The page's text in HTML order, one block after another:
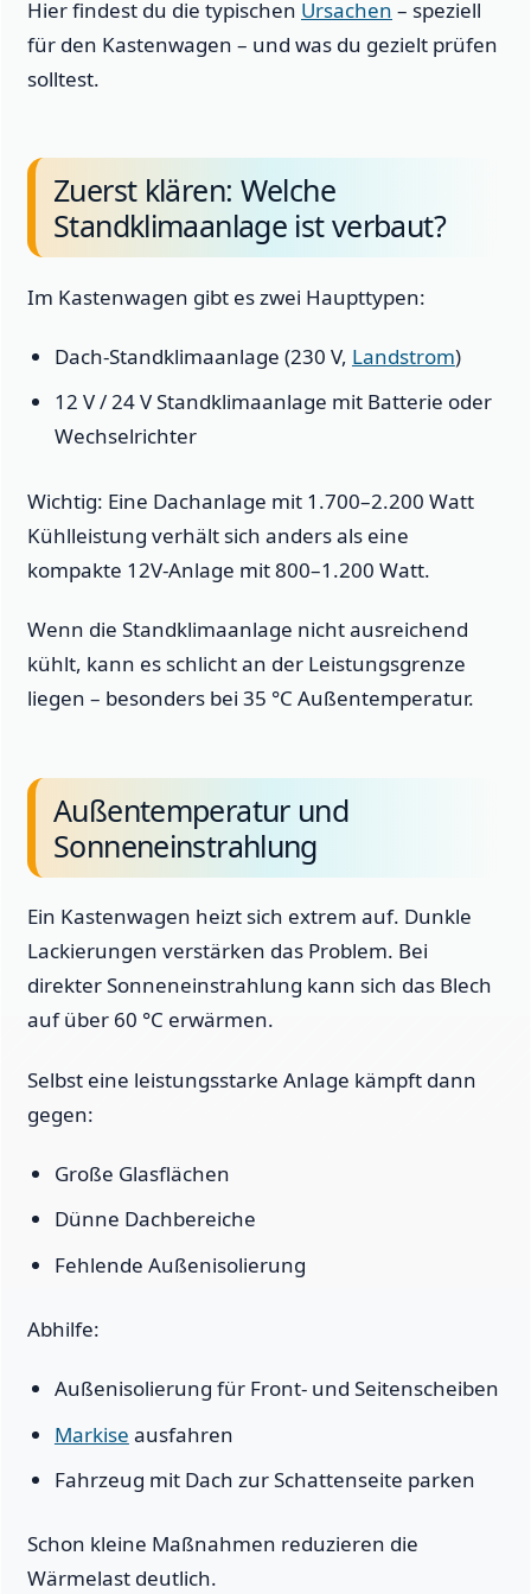
Hier findest du die typischen Ursachen – speziell
für den Kastenwagen – und was du gezielt prüfen
solltest.
Zuerst klären: Welche
Standklimaanlage ist verbaut?
Im Kastenwagen gibt es zwei Haupttypen:
Dach-Standklimaanlage (230 V, Landstrom)
12 V / 24 V Standklimaanlage mit Batterie oder
Wechselrichter
Wichtig: Eine Dachanlage mit 1.700–2.200 Watt
Kühlleistung verhält sich anders als eine
kompakte 12V-Anlage mit 800–1.200 Watt.
Wenn die Standklimaanlage nicht ausreichend
kühlt, kann es schlicht an der Leistungsgrenze
liegen – besonders bei 35 °C Außentemperatur.
Außentemperatur und
Sonneneinstrahlung
Ein Kastenwagen heizt sich extrem auf. Dunkle
Lackierungen verstärken das Problem. Bei
direkter Sonneneinstrahlung kann sich das Blech
auf über 60 °C erwärmen.
Selbst eine leistungsstarke Anlage kämpft dann
gegen:
Große Glasflächen
Dünne Dachbereiche
Fehlende Außenisolierung
Abhilfe:
Außenisolierung für Front- und Seitenscheiben
Markise ausfahren
Fahrzeug mit Dach zur Schattenseite parken
Schon kleine Maßnahmen reduzieren die
Wärmelast deutlich.